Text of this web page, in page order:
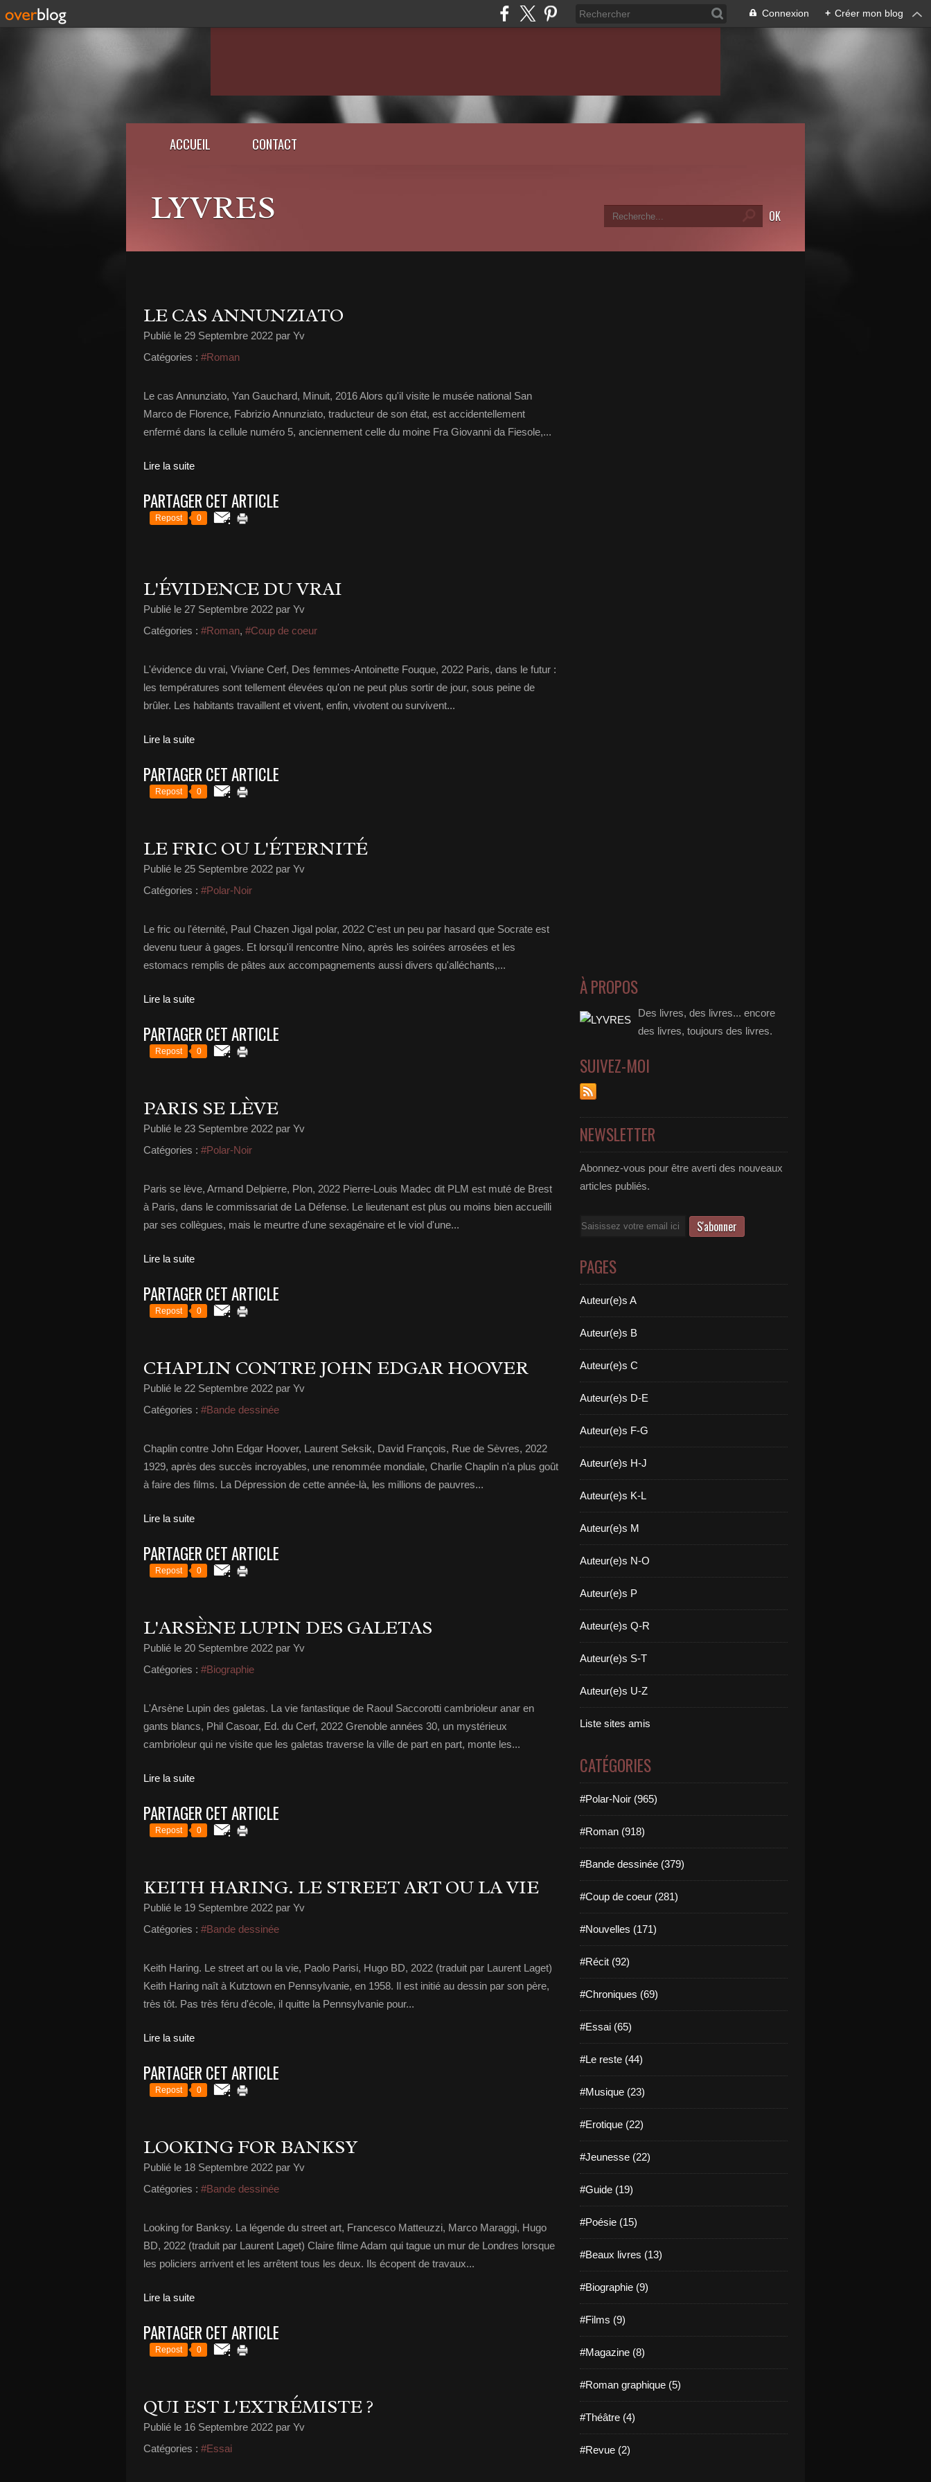
Connexion + Créer mon blog
ACCUEIL CONTACT
LYVRES
LE CAS ANNUNZIATO
Publié le 29 Septembre 2022 par Yv
Catégories : #Roman
Le cas Annunziato, Yan Gauchard, Minuit, 2016 Alors qu'il visite le musée national San
Marco de Florence, Fabrizio Annunziato, traducteur de son état, est accidentellement
enfermé dans la cellule numéro 5, anciennement celle du moine Fra Giovanni da Fiesole,...
Lire la suite
PARTAGER CET ARTICLE
Repost 0
L'ÉVIDENCE DU VRAI
Publié le 27 Septembre 2022 par Yv
Catégories : #Roman, #Coup de coeur
L'évidence du vrai, Viviane Cerf, Des femmes-Antoinette Fouque, 2022 Paris, dans le futur :
les températures sont tellement élevées qu'on ne peut plus sortir de jour, sous peine de
brûler. Les habitants travaillent et vivent, enfin, vivotent ou survivent...
Lire la suite
PARTAGER CET ARTICLE
Repost 0
LE FRIC OU L'ÉTERNITÉ
Publié le 25 Septembre 2022 par Yv
Catégories : #Polar-Noir
Le fric ou l'éternité, Paul Chazen Jigal polar, 2022 C'est un peu par hasard que Socrate est
devenu tueur à gages. Et lorsqu'il rencontre Nino, après les soirées arrosées et les
estomacs remplis de pâtes aux accompagnements aussi divers qu'alléchants,...
Lire la suite
PARTAGER CET ARTICLE
Repost 0
PARIS SE LÈVE
Publié le 23 Septembre 2022 par Yv
Catégories : #Polar-Noir
Paris se lève, Armand Delpierre, Plon, 2022 Pierre-Louis Madec dit PLM est muté de Brest
à Paris, dans le commissariat de La Défense. Le lieutenant est plus ou moins bien accueilli
par ses collègues, mais le meurtre d'une sexagénaire et le viol d'une...
Lire la suite
PARTAGER CET ARTICLE
Repost 0
CHAPLIN CONTRE JOHN EDGAR HOOVER
Publié le 22 Septembre 2022 par Yv
Catégories : #Bande dessinée
Chaplin contre John Edgar Hoover, Laurent Seksik, David François, Rue de Sèvres, 2022
1929, après des succès incroyables, une renommée mondiale, Charlie Chaplin n'a plus goût
à faire des films. La Dépression de cette année-là, les millions de pauvres...
Lire la suite
PARTAGER CET ARTICLE
Repost 0
L'ARSÈNE LUPIN DES GALETAS
Publié le 20 Septembre 2022 par Yv
Catégories : #Biographie
L'Arsène Lupin des galetas. La vie fantastique de Raoul Saccorotti cambrioleur anar en
gants blancs, Phil Casoar, Ed. du Cerf, 2022 Grenoble années 30, un mystérieux
cambrioleur qui ne visite que les galetas traverse la ville de part en part, monte les...
Lire la suite
PARTAGER CET ARTICLE
Repost 0
KEITH HARING. LE STREET ART OU LA VIE
Publié le 19 Septembre 2022 par Yv
Catégories : #Bande dessinée
Keith Haring. Le street art ou la vie, Paolo Parisi, Hugo BD, 2022 (traduit par Laurent Laget)
Keith Haring naît à Kutztown en Pennsylvanie, en 1958. Il est initié au dessin par son père,
très tôt. Pas très féru d'école, il quitte la Pennsylvanie pour...
Lire la suite
PARTAGER CET ARTICLE
Repost 0
LOOKING FOR BANKSY
Publié le 18 Septembre 2022 par Yv
Catégories : #Bande dessinée
Looking for Banksy. La légende du street art, Francesco Matteuzzi, Marco Maraggi, Hugo
BD, 2022 (traduit par Laurent Laget) Claire filme Adam qui tague un mur de Londres lorsque
les policiers arrivent et les arrêtent tous les deux. Ils écopent de travaux...
Lire la suite
PARTAGER CET ARTICLE
Repost 0
QUI EST L'EXTRÉMISTE ?
Publié le 16 Septembre 2022 par Yv
Catégories : #Essai
À PROPOS
Des livres, des livres... encore
des livres, toujours des livres.
SUIVEZ-MOI
NEWSLETTER
Abonnez-vous pour être averti des nouveaux
articles publiés.
Email
PAGES
Auteur(e)s A
Auteur(e)s B
Auteur(e)s C
Auteur(e)s D-E
Auteur(e)s F-G
Auteur(e)s H-J
Auteur(e)s K-L
Auteur(e)s M
Auteur(e)s N-O
Auteur(e)s P
Auteur(e)s Q-R
Auteur(e)s S-T
Auteur(e)s U-Z
Liste sites amis
CATÉGORIES
#Polar-Noir (965)
#Roman (918)
#Bande dessinée (379)
#Coup de coeur (281)
#Nouvelles (171)
#Récit (92)
#Chroniques (69)
#Essai (65)
#Le reste (44)
#Musique (23)
#Erotique (22)
#Jeunesse (22)
#Guide (19)
#Poésie (15)
#Beaux livres (13)
#Biographie (9)
#Films (9)
#Magazine (8)
#Roman graphique (5)
#Théâtre (4)
#Revue (2)